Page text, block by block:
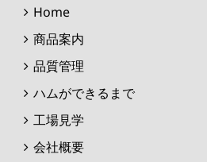
Home
商品案内
品質管理
ハムができるまで
工場見学
会社概要